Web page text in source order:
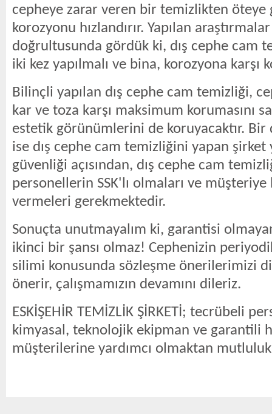
cepheye zarar veren bir temizlikten öteye
korozyonu hızlandırır. Yapılan
doğrultusunda gördük ki, dış cephe cam
iki kez yapılmalı ve bina, korozyona karşı
Bilinçli yapılan dış cephe cam temizliği,
kar ve toza karşı maksimum korumasını
estetik görünümlerini de koruyacaktır.
ise dış cephe cam temizliğini yapan
güvenliği açısından, dış cephe cam
personellerin SSK'lı olmaları ve
vermeleri gerekmektedir.
Sonuçta unutmayalım ki, garantisi
ikinci bir şansı olmaz! Cephenizin
silimi konusunda sözleşme önerilerimizi
önerir, çalışmamızın devamını dileriz.
ESKİŞEHİR TEMİZLİK ŞİRKETİ; tecrübeli
kimyasal, teknolojik ekipman ve garantili
müşterilerine yardımcı olmaktan mutluluk